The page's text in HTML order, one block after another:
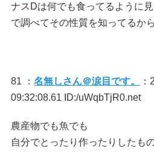
ナスDは何でも食ってるように
で調べてその性質を知ってるから
81 ： 名無しさん＠涙目です。
09:32:08.61 ID:/uWqbTjR0.net
農産物でも魚でも
自分でとったり作ったりしたも